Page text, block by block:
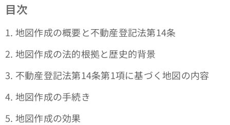
目次
1. 地図作成の概要と不動産登記法第14条
2. 地図作成の法的根拠と歴史的背景
3. 不動産登記法第14条第1項に基づく地図の内容
4. 地図作成の手続き
5. 地図作成の効果